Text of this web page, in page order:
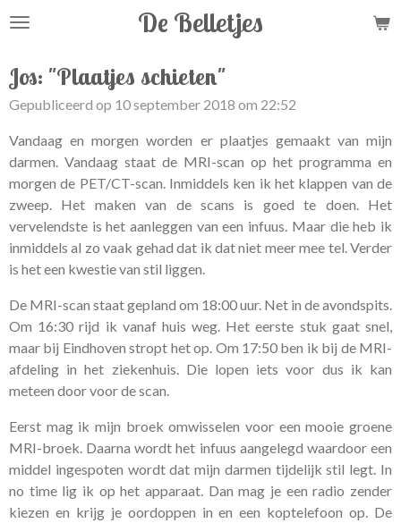
Ga
de
hoofdinhoud
De Belletjes
Jos: "Plaatjes schieten"
Gepubliceerd op 10 september 2018 om 22:52
Vandaag en morgen worden er plaatjes gemaakt van mijn
darmen. Vandaag staat de MRI-scan op het programma en
morgen de PET/CT-scan. Inmiddels ken ik het klappen van de
zweep. Het maken van de scans is goed te doen. Het
vervelendste is het aanleggen van een infuus. Maar die heb ik
inmiddels al zo vaak gehad dat ik dat niet meer mee tel. Verder
is het een kwestie van stil liggen.
De MRI-scan staat gepland om 18:00 uur. Net in de avondspits.
Om 16:30 rijd ik vanaf huis weg. Het eerste stuk gaat snel,
maar bij Eindhoven stropt het op. Om 17:50 ben ik bij de MRI-
afdeling in het ziekenhuis. Die lopen iets voor dus ik kan
meteen door voor de scan.
Eerst mag ik mijn broek omwisselen voor een mooie groene
MRI-broek. Daarna wordt het infuus aangelegd waardoor een
middel ingespoten wordt dat mijn darmen tijdelijk stil legt. In
no time lig ik op het apparaat. Dan mag je een radio zender
kiezen en krijg je oordoppen in en een koptelefoon op. De